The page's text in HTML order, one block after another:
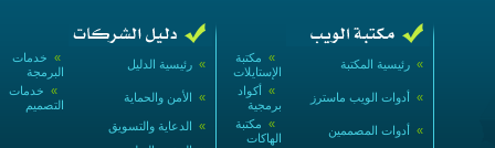
» خدمات
البرمجة
» رئيسية الدليل
» خدمات
التصميم
» الأمن والحماية
» الدعاية والتسويق
» مكتبة
الإستايلات
» رئيسية المكتبة
» أكواد
برمجية
» أدوات الويب ماسترز
» مكتبة
الهاكات
» أدوات المصممين